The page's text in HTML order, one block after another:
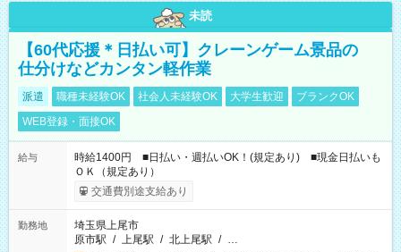
未読
【60代応援＊日払い可】クレーンゲーム景品の
仕分けなどカンタン軽作業
派遣 職種未経験OK 社会人未経験OK 大学生歓迎
ブランクOK
WEB登録・面接OK
給与
時給1400円 ■日払い・週払いOK！(規定あり) ■現金日払いも
ＯＫ（規定あり）
交通費別途支給あり
勤務地
埼玉県上尾市
原市駅 / 上尾駅 / 北上尾駅 / …